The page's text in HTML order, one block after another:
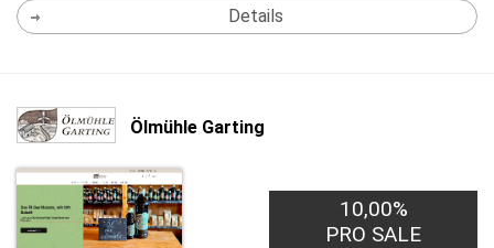
Details
Ölmühle Garting
10,00%
PRO SALE